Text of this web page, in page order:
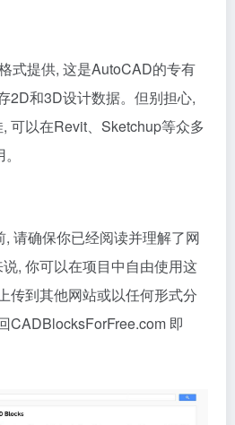
式提供, 这是AutoCAD的专有
2D和3D设计数据。但别担心,
可以在Revit、Sketchup等众多
请确保你已经阅读并理解了网
, 你可以在项目中自由使用这
传到其他网站或以任何形式分
CADBlocksForFree.com 即